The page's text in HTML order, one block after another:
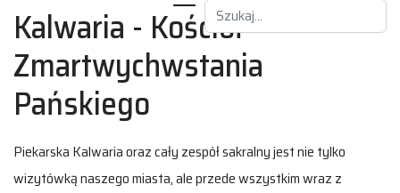
Kalwaria - Kościół
Zmartwychwstania
Pańskiego
Piekarska Kalwaria oraz cały zespół sakralny jest nie tylko
wizytówką naszego miasta, ale przede wszystkim wraz z